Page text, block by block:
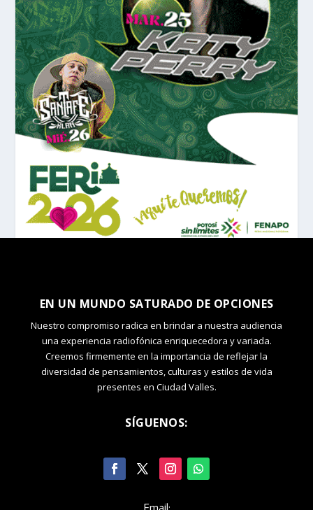
EN UN MUNDO SATURADO DE OPCIONES
Nuestro compromiso radica en brindar a nuestra audiencia
una experiencia radiofónica enriquecedora y variada.
Creemos firmemente en la importancia de reflejar la
diversidad de pensamientos, culturas y estilos de vida
presentes en Ciudad Valles.
SÍGUENOS: